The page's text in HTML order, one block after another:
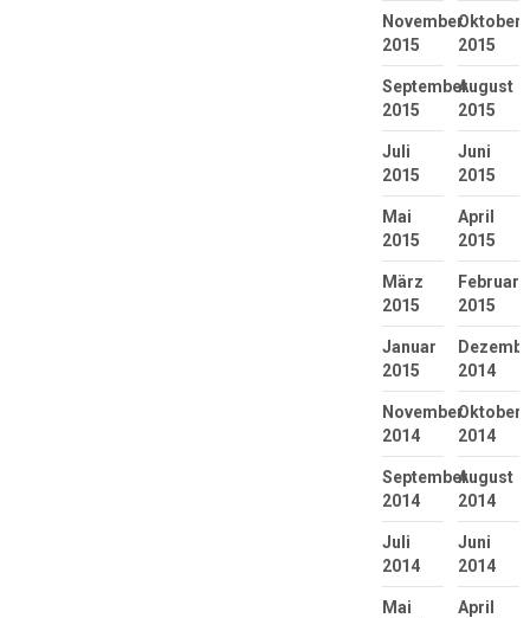
November
2015
Oktober
2015
September
2015
August
2015
Juli
2015
Juni
2015
Mai
2015
April
2015
März
2015
Februar
2015
Januar
2015
2014
November
2014
Oktober
2014
September
2014
August
2014
Juli
2014
Juni
2014
Mai
April